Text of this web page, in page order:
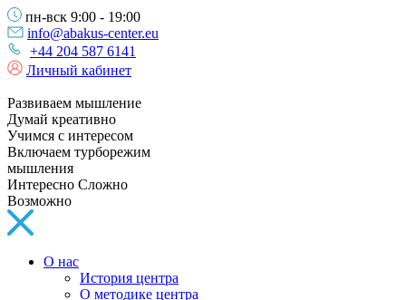
пн-вск 9:00 - 19:00
info@abakus-center.eu
+44 204 587 6141
Личный кабинет
Развиваем мышление
Думай креативно
Учимся с интересом
Включаем турборежим
мышления
Интересно Сложно
Возможно
О нас
История центра
О методике центра